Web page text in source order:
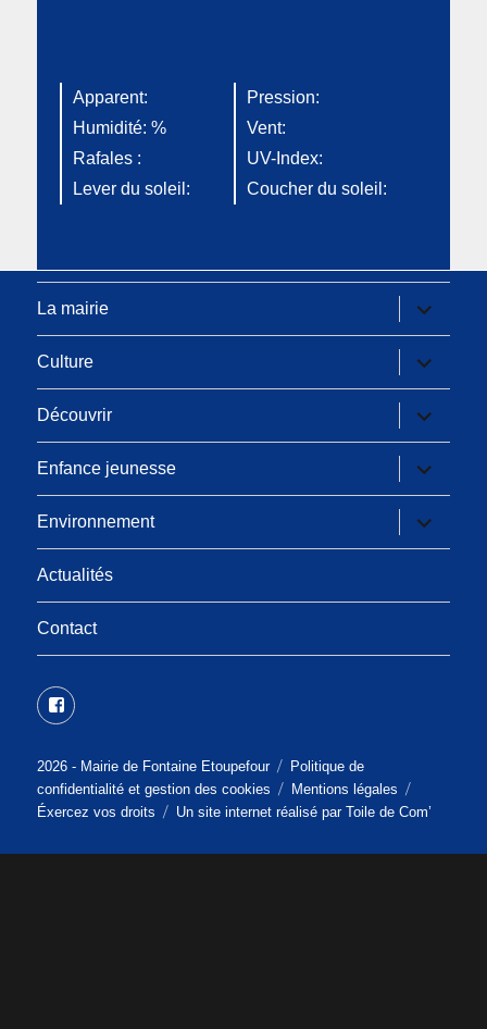
Apparent:
Pression:
Humidité: %
Vent:
Rafales :
UV-Index:
Lever du soleil:
Coucher du soleil:
La mairie
ouvrir
le
sous-
menu
Culture
ouvrir
le
sous-
menu
Découvrir
ouvrir
le
sous-
menu
Enfance jeunesse
ouvrir
le
sous-
menu
Environnement
ouvrir
le
sous-
Actualités
Contact
Facebook
2026 - Mairie de Fontaine Etoupefour
Politique de
confidentialité et gestion des cookies
Mentions légales
Éxercez vos droits
Un site internet réalisé parToile de Com’